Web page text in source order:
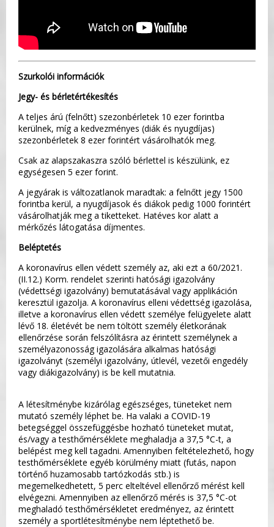
Szurkolói információk
Jegy- és bérletértékesítés
A teljes árú (felnőtt) szezonbérletek 10 ezer forintba
kerülnek, míg a kedvezményes (diák és nyugdíjas)
szezonbérletek 8 ezer forintért vásárolhatók meg.
Csak az alapszakaszra szóló bérlettel is készülünk, ez
egységesen 5 ezer forint.
A jegyárak is változatlanok maradtak: a felnőtt jegy 1500
forintba kerül, a nyugdíjasok és diákok pedig 1000 forintért
vásárolhatják meg a tiketteket. Hatéves kor alatt a
mérkőzés látogatása díjmentes.
Beléptetés
A koronavírus ellen védett személy az, aki ezt a 60/2021.
(II.12.) Korm. rendelet szerinti hatósági igazolvány
(védettségi igazolvány) bemutatásával vagy applikáción
keresztül igazolja. A koronavírus elleni védettség igazolása,
illetve a koronavírus ellen védett személye felügyelete alatt
lévő 18. életévét be nem töltött személy életkorának
ellenőrzése során felszólításra az érintett személynek a
személyazonosság igazolására alkalmas hatósági
igazolványt (személyi igazolvány, útlevél, vezetői engedély
vagy diákigazolvány) is be kell mutatnia.
A létesítménybe kizárólag egészséges, tüneteket nem
mutató személy léphet be. Ha valaki a COVID-19
betegséggel összefüggésbe hozható tüneteket mutat,
és/vagy a testhőmérséklete meghaladja a 37,5 °C-t, a
belépést meg kell tagadni. Amennyiben feltételezhető, hogy
testhőmérséklete egyéb körülmény miatt (futás, napon
történő huzamosabb tartózkodás stb.) is
megemelkedhetett, 5 perc elteltével ellenőrző mérést kell
elvégezni. Amennyiben az ellenőrző mérés is 37,5 °C-ot
meghaladó testhőmérsékletet eredményez, az érintett
személy a sportlétesítménybe nem léptethető be.